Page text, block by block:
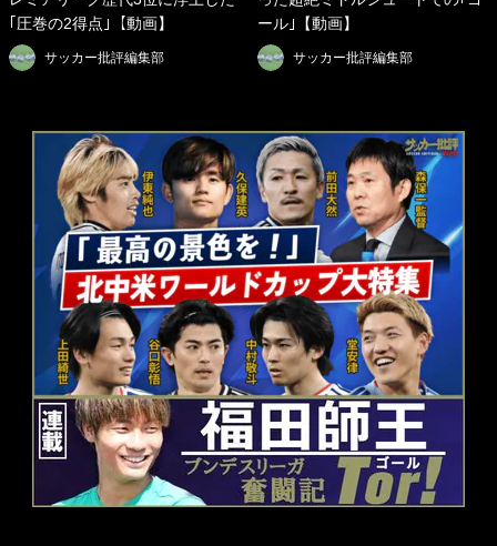
｢圧巻の2得点｣【動画】
サッカー批評編集部
ール｣【動画】
サッカー批評編集部